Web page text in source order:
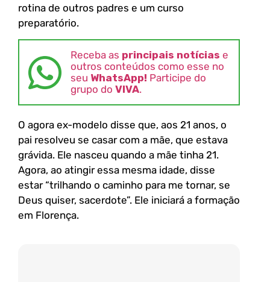
rotina de outros padres e um curso
preparatório.
Receba as principais notícias e
outros conteúdos como esse no
seu WhatsApp! Participe do
grupo do VIVA.
O agora ex-modelo disse que, aos 21 anos, o
pai resolveu se casar com a mãe, que estava
grávida. Ele nasceu quando a mãe tinha 21.
Agora, ao atingir essa mesma idade, disse
estar “trilhando o caminho para me tornar, se
Deus quiser, sacerdote”. Ele iniciará a formação
em Florença.